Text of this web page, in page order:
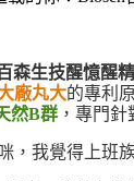
森生技醒憶醒
廠丸大的專利
然B群，專門針
，我覺得上班